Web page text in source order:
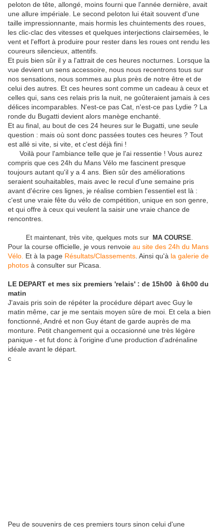
peloton de tête, allongé, moins fourni que l'année dernière, avait
une allure impériale. Le second peloton lui était souvent d'une
taille impressionnante, mais hormis les chuintements des roues,
les clic-clac des vitesses et quelques interjections clairsemées, le
vent et l'effort à produire pour rester dans les roues ont rendu les
coureurs silencieux, attentifs.
Et puis bien sûr il y a l'attrait de ces heures nocturnes. Lorsque la
vue devient un sens accessoire, nous nous recentrons tous sur
nos sensations, nous sommes au plus près de notre être et de
celui des autres. Et ces heures sont comme un cadeau à ceux et
celles qui, sans ces relais pris la nuit, ne goûteraient jamais à ces
délices incomparables. N'est-ce pas Cat, n'est-ce pas Lydie ? La
ronde du Bugatti devient alors manège enchanté.
Et au final, au bout de ces 24 heures sur le Bugatti, une seule
question : mais où sont donc passées toutes ces heures ? Tout
est allé si vite, si vite, et c'est déjà fini !
Voilà pour l'ambiance telle que je l'ai ressentie ! Vous aurez
compris que ces 24h du Mans Vélo me fascinent presque
toujours autant qu'il y a 4 ans. Bien sûr des améliorations
seraient souhaitables, mais avec le recul d'une semaine pris
avant d'écrire ces lignes, je réalise combien l'essentiel est là :
c'est une vraie fête du vélo de compétition, unique en son genre,
et qui offre à ceux qui veulent la saisir une vraie chance de
rencontres.
Et maintenant, très vite, quelques mots sur MA COURSE.
Pour la course officielle, je vous renvoie au site des 24h du Mans
Vélo. Et à la page Résultats/Classements . Ainsi qu'à la galerie de
photos à consulter sur Picasa.
LE DEPART et mes six premiers 'relais' : de 15h00 à 6h00 du
matin
J'avais pris soin de répéter la procédure départ avec Guy le
matin même, car je me sentais moyen sûre de moi. Et cela a bien
fonctionné, André et non Guy étant de garde auprès de ma
monture. Petit changement qui a occasionné une très légère
panique - et fut donc à l'origine d'une production d'adrénaline
idéale avant le départ.
c
Peu de souvenirs de ces premiers tours sinon celui d'une